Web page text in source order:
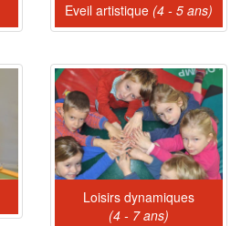
Eveil artistique (4 - 5 ans)
Loisirs dynamiques
(4 - 7 ans)